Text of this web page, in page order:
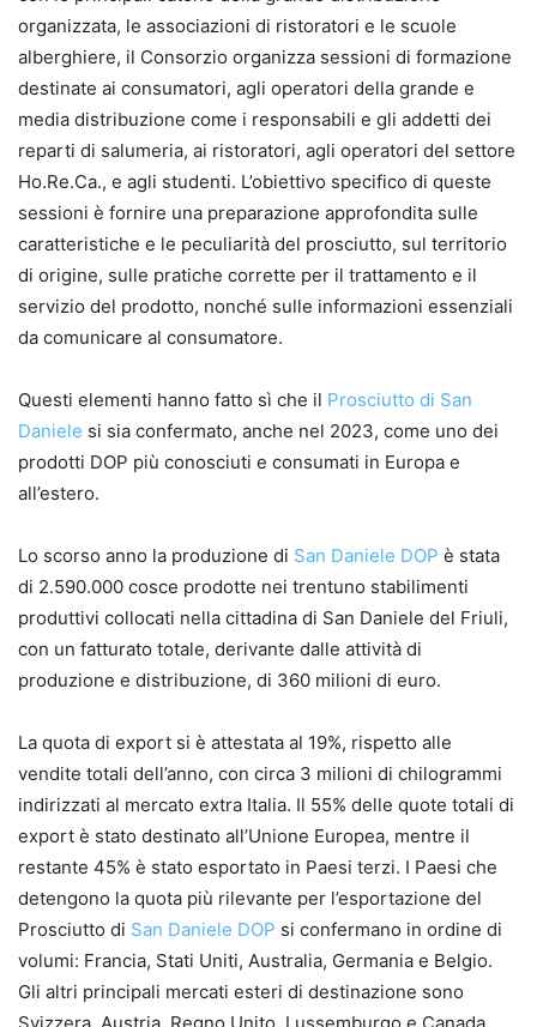
organizzata, le associazioni di ristoratori e le scuole
alberghiere, il Consorzio organizza sessioni di formazione
destinate ai consumatori, agli operatori della grande e
media distribuzione come i responsabili e gli addetti dei
reparti di salumeria, ai ristoratori, agli operatori del settore
Ho.Re.Ca., e agli studenti. L’obiettivo specifico di queste
sessioni è fornire una preparazione approfondita sulle
caratteristiche e le peculiarità del prosciutto, sul territorio
di origine, sulle pratiche corrette per il trattamento e il
servizio del prodotto, nonché sulle informazioni essenziali
da comunicare al consumatore.
Questi elementi hanno fatto sì che il Prosciutto di San
Daniele si sia confermato, anche nel 2023, come uno dei
prodotti DOP più conosciuti e consumati in Europa e
all’estero.
Lo scorso anno la produzione di San Daniele DOP è stata
di 2.590.000 cosce prodotte nei trentuno stabilimenti
produttivi collocati nella cittadina di San Daniele del Friuli,
con un fatturato totale, derivante dalle attività di
produzione e distribuzione, di 360 milioni di euro.
La quota di export si è attestata al 19%, rispetto alle
vendite totali dell’anno, con circa 3 milioni di chilogrammi
indirizzati al mercato extra Italia. Il 55% delle quote totali di
export è stato destinato all’Unione Europea, mentre il
restante 45% è stato esportato in Paesi terzi. I Paesi che
detengono la quota più rilevante per l’esportazione del
Prosciutto di San Daniele DOP si confermano in ordine di
volumi: Francia, Stati Uniti, Australia, Germania e Belgio.
Gli altri principali mercati esteri di destinazione sono